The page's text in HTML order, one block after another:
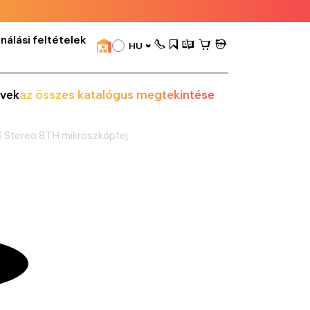
feltételek
HU
az összes katalógus megtekintése
Stereo 8TH mikroszkópfej